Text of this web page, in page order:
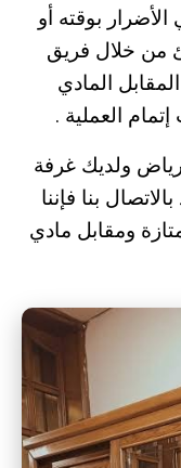
بوقته أو
من خلال فريق
المادي
العملية .
ولديك غرفة
بنا فإننا
ومقابل مادي